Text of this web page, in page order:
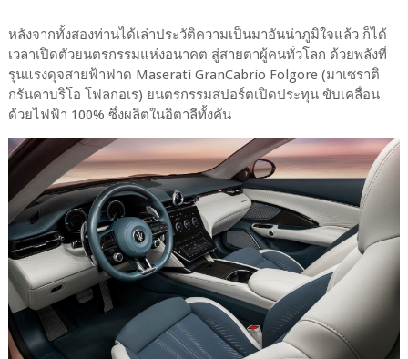
หลังจากทั้งสองท่านได้เล่าประวัติความเป็นมาอันน่าภูมิใจแล้ว ก็ได้
เวลาเปิดตัวยนตรกรรมแห่งอนาคต สู่สายตาผู้คนทั่วโลก ด้วยพลังที่
รุนแรงดุจสายฟ้าฟาด Maserati GranCabrio Folgore (มาเซราติ
กรันคาบริโอ โฟลกอเร) ยนตรกรรมสปอร์ตเปิดประทุน ขับเคลื่อน
ด้วยไฟฟ้า 100% ซึ่งผลิตในอิตาลีทั้งคัน